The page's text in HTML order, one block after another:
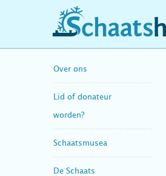
schaatshistorie.nl
Over ons
Lid of donateur
worden?
Schaatsmusea
De Schaats